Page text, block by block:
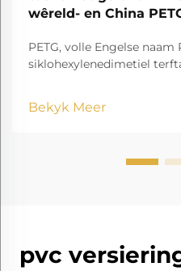
wêreld- en China
PETG, volle Engelse
siklohexylenedimetiel
Bekyk Meer
pvc